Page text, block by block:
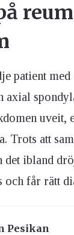
patient med
axial
uveit,
Trots att
det ibland
och får rätt
Pesikan